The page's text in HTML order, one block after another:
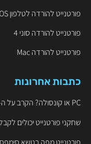
פורטנייט להורדה לטלפון IOS
פורטנייט להורדה סוני 4
פורטנייט להורדה Mac
כתבות אחרונות
PC או קונסולה? הקרב על ה-FPS והיתרון התחרותי בפורטנייט
שחקני פורטנייט יכולים